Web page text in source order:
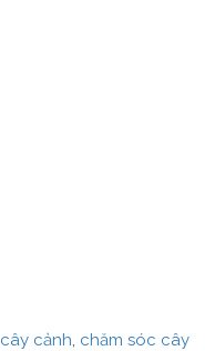
cây cảnh, chăm sóc cây